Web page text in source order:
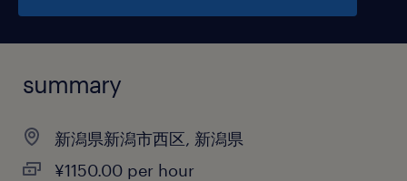
summary
新潟県新潟市西区, 新潟県
¥1150.00 per hour